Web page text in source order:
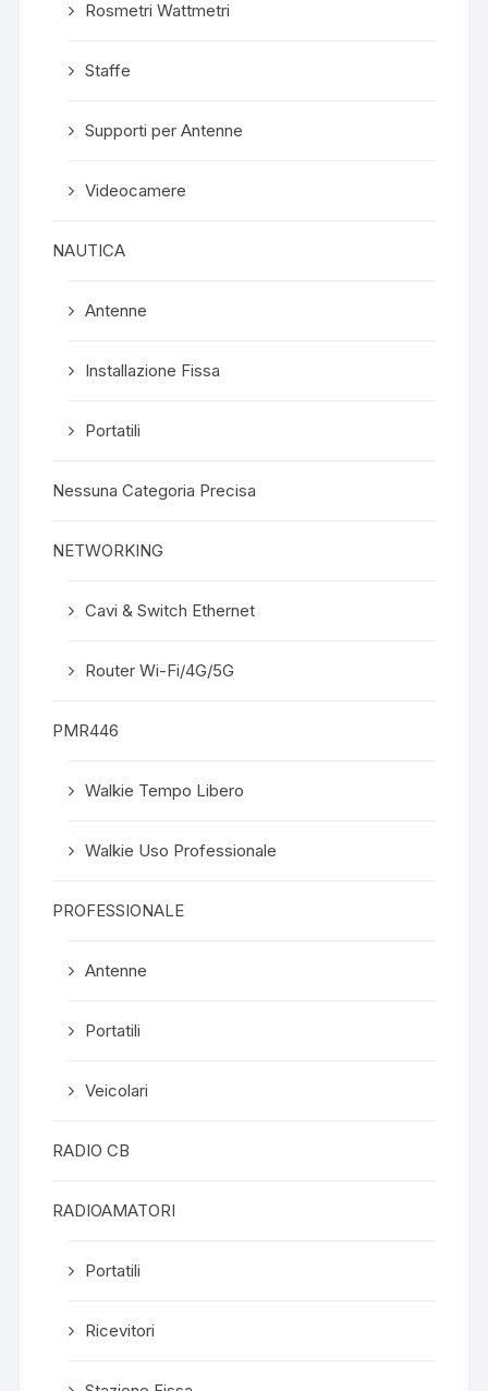
Rosmetri Wattmetri
Staffe
Supporti per Antenne
Videocamere
NAUTICA
Antenne
Installazione Fissa
Portatili
Nessuna Categoria Precisa
NETWORKING
Cavi & Switch Ethernet
Router Wi-Fi/4G/5G
PMR446
Walkie Tempo Libero
Walkie Uso Professionale
PROFESSIONALE
Antenne
Portatili
Veicolari
RADIO CB
RADIOAMATORI
Portatili
Ricevitori